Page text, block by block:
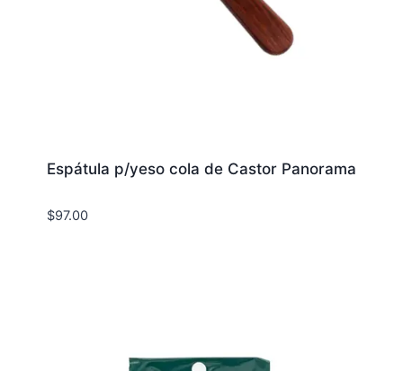
Espátula p/yeso cola de Castor Panorama
$97.00